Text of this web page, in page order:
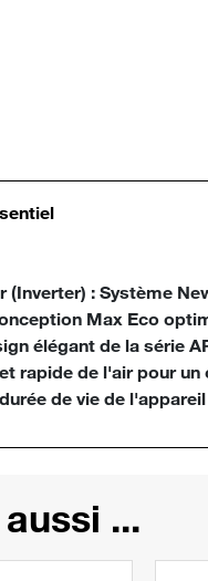
(Inverter) : Système
Max Eco
élégant de la série
rapide de l'air pour
de vie de
...